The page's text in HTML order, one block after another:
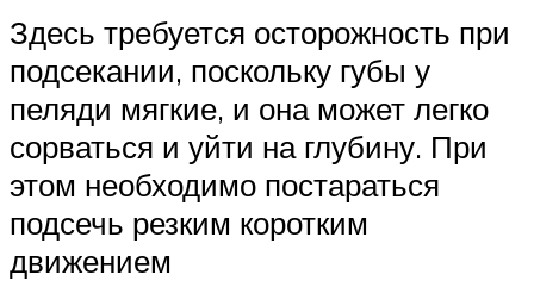
Здесь требуется осторожность при
подсекании, поскольку губы у
пеляди мягкие, и она может легко
сорваться и уйти на глубину. При
этом необходимо постараться
подсечь резким коротким
движением